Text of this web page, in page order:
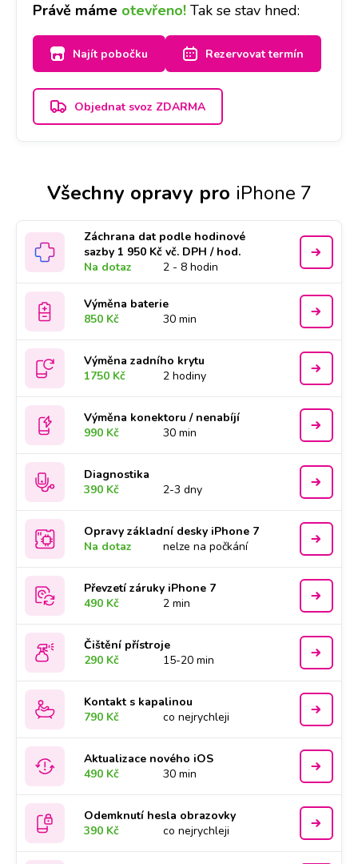
Právě máme otevřeno! Tak se stav hned:
Najít pobočku Rezervovat termín
Objednat svoz ZDARMA
Všechny opravy pro iPhone 7
Záchrana dat podle hodinové
sazby 1 950 Kč vč. DPH / hod.
Na dotaz
2 - 8 hodin
Výměna baterie
850 Kč
30 min
Výměna zadního krytu
1750 Kč
2 hodiny
Výměna konektoru / nenabíjí
990 Kč
30 min
Diagnostika
390 Kč
2-3 dny
Opravy základní desky iPhone 7
Na dotaz
nelze na počkání
Převzetí záruky iPhone 7
490 Kč
2 min
Čištění přístroje
290 Kč
15-20 min
Kontakt s kapalinou
790 Kč
co nejrychleji
Aktualizace nového iOS
490 Kč
30 min
Odemknutí hesla obrazovky
390 Kč
co nejrychleji